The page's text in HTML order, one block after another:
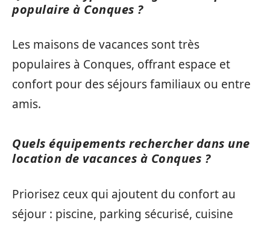
populaire à Conques ?
Les maisons de vacances sont très
populaires à Conques, offrant espace et
confort pour des séjours familiaux ou entre
amis.
Quels équipements rechercher dans une
location de vacances à Conques ?
Priorisez ceux qui ajoutent du confort au
séjour : piscine, parking sécurisé, cuisine